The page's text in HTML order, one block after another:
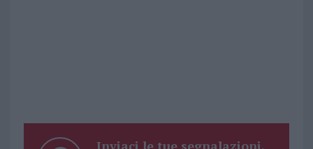
Inviaci le tue segnalazioni,